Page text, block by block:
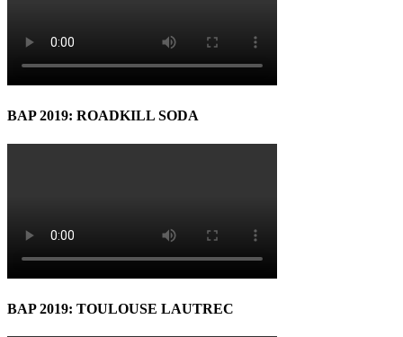
BAP 2019: ROADKILL SODA
BAP 2019: TOULOUSE LAUTREC